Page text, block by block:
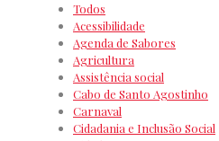
Todos
Acessibilidade
Agenda de Sabores
Agricultura
Assistência social
Cabo de Santo Agostinho
Carnaval
Cidadania e Inclusão Social